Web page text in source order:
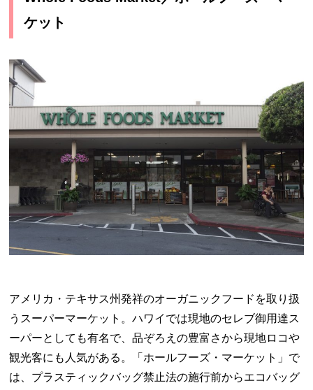
ケット
アメリカ・テキサス州発祥のオーガニックフードを取り扱
うスーパーマーケット。ハワイでは現地のセレブ御用達ス
ーパーとしても有名で、品ぞろえの豊富さから現地ロコや
観光客にも人気がある。「ホールフーズ・マーケット」で
は、プラスティックバッグ禁止法の施行前からエコバッグ